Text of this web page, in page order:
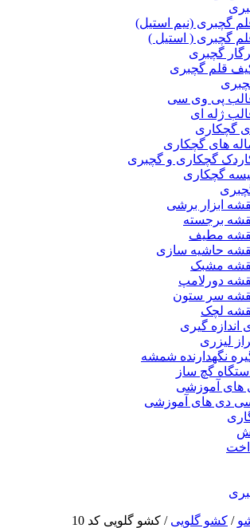
گچبری (نیم استیل)
گچبری ( استیل )
گچبری
قلم گچبری
پی وی سی
ژله ای
گچکاری
های گچکاری
گچکاری و گچبری
گچکاری
ابزار برشی
برجسته
مطیف
حاشیه سازی
مشبک
دورلامپ
سر ستون
لچک
اندازه گیری
لیزری
نگهدارنده شمشه
گچ ساز
آموزشی
دی های آموزشی
/ کشو گلویی / کشو گلویی کد 10